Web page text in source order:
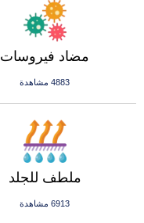
مضاد فيروسات
4883 مشاهدة
ملطف للجلد
6913 مشاهدة